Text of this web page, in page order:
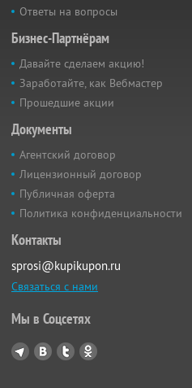
Ответы на вопросы
Бизнес-Партнёрам
Давайте сделаем акцию!
Заработайте, как Вебмастер
Прошедшие акции
Документы
Агентский договор
Лицензионный договор
Публичная оферта
Политика конфиденциальности
Контакты
sprosi@kupikupon.ru
Связаться с нами
Мы в Соцсетях